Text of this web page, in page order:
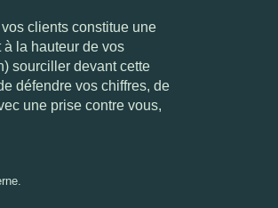
clients constitue une
la hauteur de vos
sourciller devant cette
défendre vos chiffres, de
une prise contre vous,